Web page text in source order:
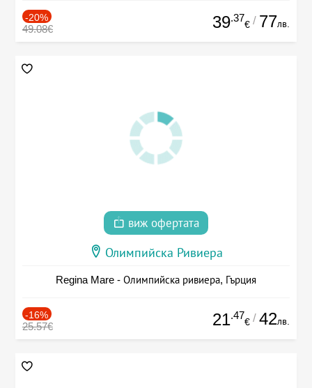
-20%
49.08€ 39.37
€ / 77лв.
виж офертата
Олимпийска Ривиера
Regina Mare - Олимпийска ривиера, Гърция
-16%
25.57€ 21.47
€ / 42лв.